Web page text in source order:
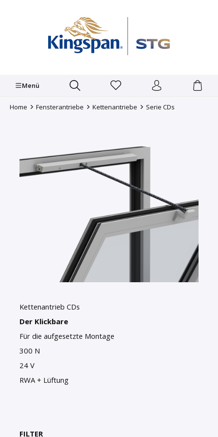
Menü
Home Fensterantriebe Kettenantriebe Serie CDs
Kettenantrieb CDs
Der Klickbare
Für die aufgesetzte Montage
300 N
24 V
RWA + Lüftung
FILTER